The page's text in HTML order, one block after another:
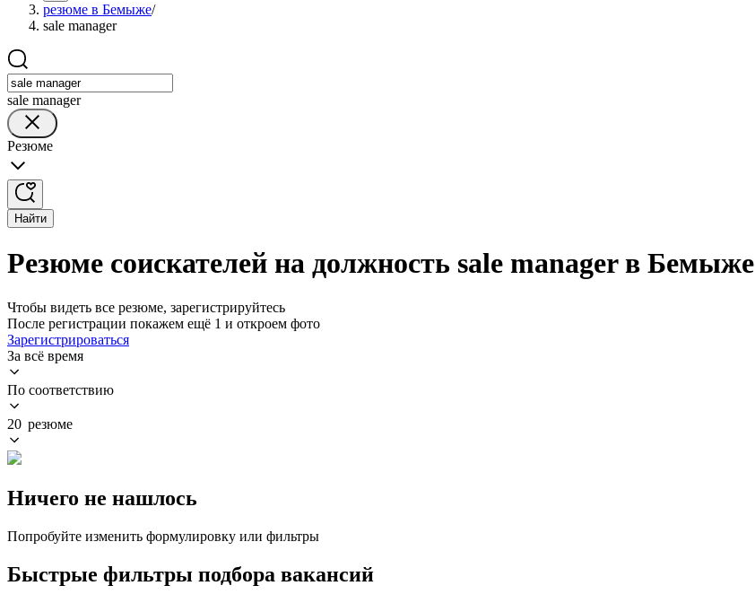
резюме в Бемыже/
sale manager
sale manager
Резюме
Найти
Резюме соискателей на должность sale manager в Бемыже
Чтобы видеть все резюме, зарегистрируйтесь
После регистрации покажем ещё 1 и откроем фото
Зарегистрироваться
За всё время
По соответствию
20 резюме
Ничего не нашлось
Попробуйте изменить формулировку или фильтры
Быстрые фильтры подбора вакансий